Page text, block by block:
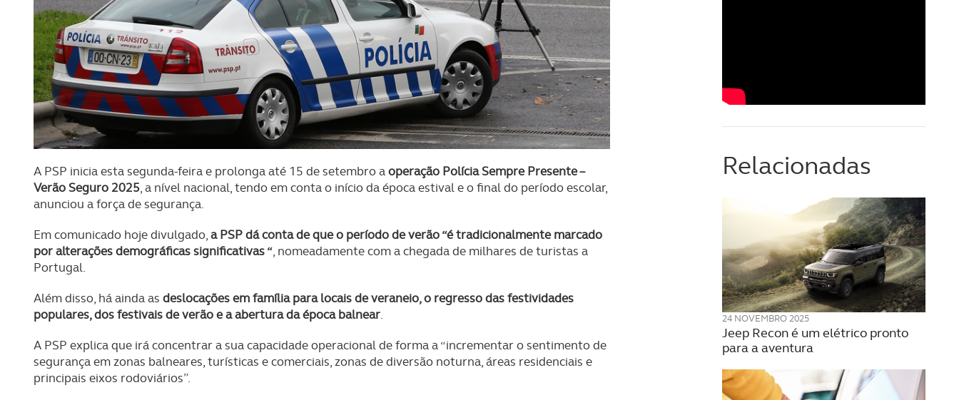
A PSP inicia esta segunda-feira e prolonga até 15 de setembro aoperação Polícia Sempre Presente –
Verão Seguro 2025, a nível nacional, tendo em conta o início da época estival e o final do período escolar,
anunciou a força de segurança.
Em comunicado hoje divulgado,a PSP dá conta de que o período de verão “é tradicionalmente marcado
por alterações demográficas significativas “, nomeadamente com a chegada de milhares de turistas a
Portugal.
Além disso, há ainda as deslocações em família para locais de veraneio, o regresso das festividades
populares, dos festivais de verão e a abertura da época balnear.
A PSP explica que irá concentrar a sua capacidade operacional de forma a “incrementar o sentimento de
segurança em zonas balneares, turísticas e comerciais, zonas de diversão noturna, áreas residenciais e
principais eixos rodoviários”.
Relacionadas
24 NOVEMBRO 2025
Jeep Recon é um elétrico pronto
para a aventura